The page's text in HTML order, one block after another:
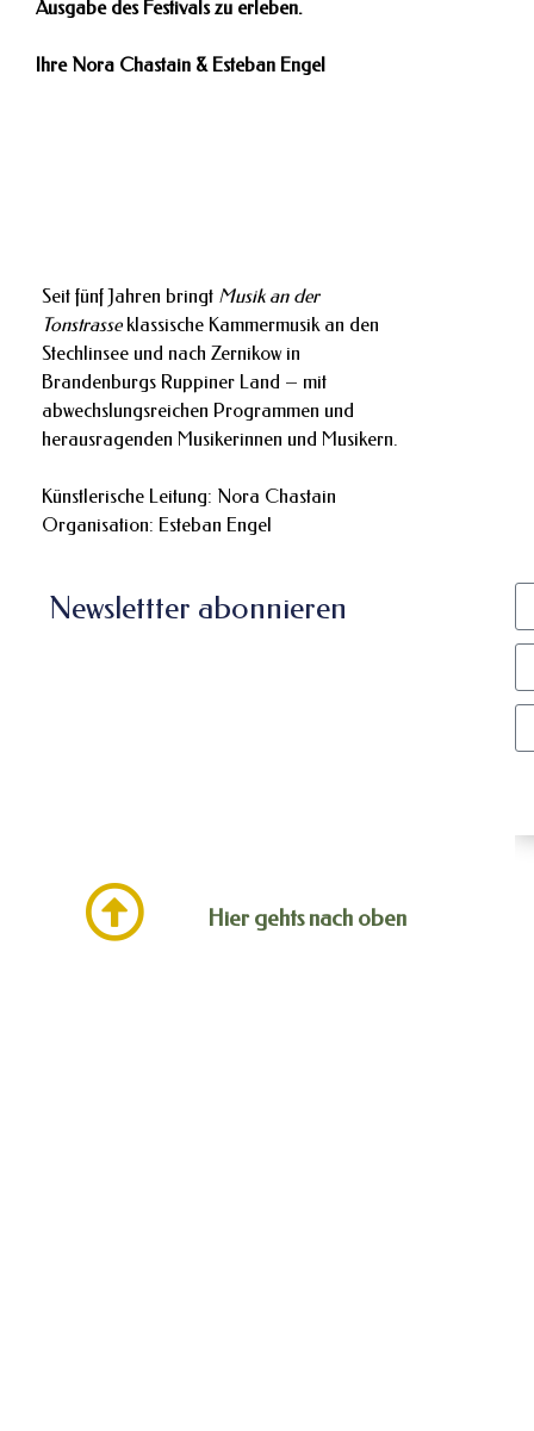
Ausgabe des Festivals zu erleben.
Ihre Nora Chastain & Esteban Engel
Seit fünf Jahren bringt Musik an der
Tonstrasseklassische Kammermusik an den
Stechlinsee und nach Zernikow in
Brandenburgs Ruppiner Land – mit
abwechslungsreichen Programmen und
herausragenden Musikerinnen und Musikern.
Künstlerische Leitung: Nora Chastain
Organisation: Esteban Engel
Newslettter abonnieren
Hier gehts nach oben